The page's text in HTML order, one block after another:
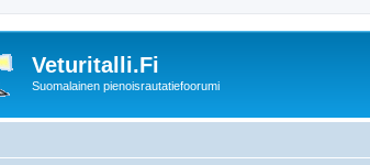
Veturitalli.Fi
Suomalainen pienoisrautatiefoorumi